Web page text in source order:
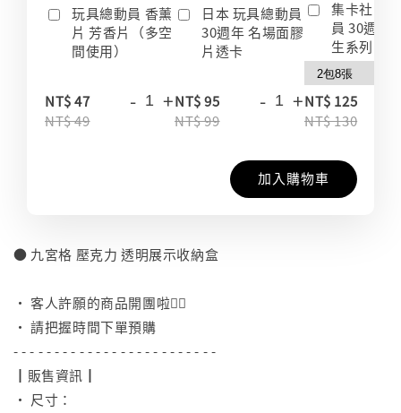
玩具總動員 香薰
片 芳香片（多空
間使用）
NT$ 47
NT$ 49
- +
日本 玩具總動員
30週年 名場面膠
片透卡
NT$ 95
NT$ 99
- +
集卡社 玩
員 30週年
生系列 收
NT$ 125
NT$ 130
加入購物車
● 九宮格 壓克力 透明展示收納盒
• 客人許願的商品開團啦👍🏻
• 請把握時間下單預購
- - - - - - - - - - - - - - - - - - - - - - - - -
┃販售資訊┃
• 尺寸：